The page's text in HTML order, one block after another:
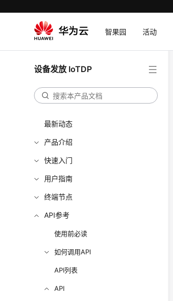
智果园 活动
设备发放 IoTDP
最新动态
产品介绍
快速入门
用户指南
终端节点
API参考
使用前必读
如何调用API
API列表
API